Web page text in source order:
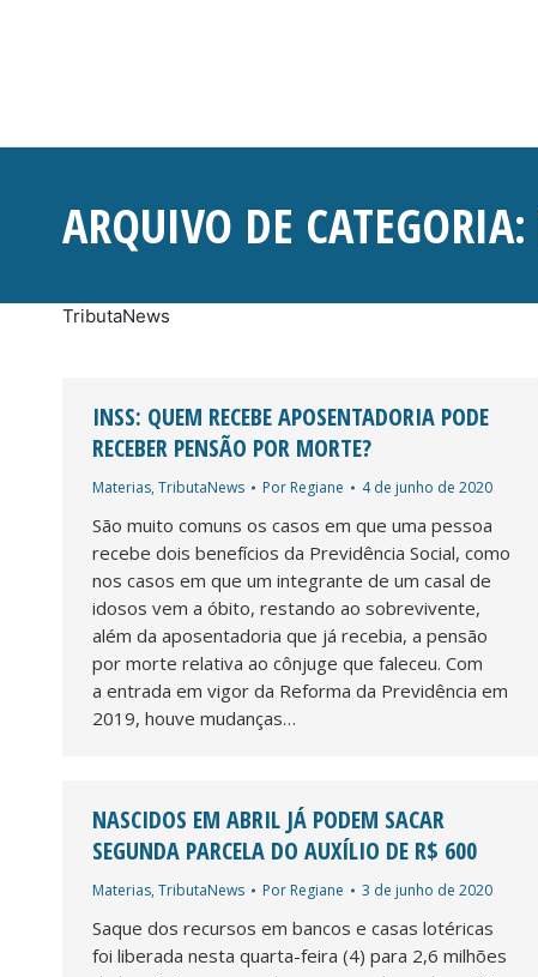
ARQUIVO DE CATEGORIA:
TributaNews
INSS: QUEM RECEBE APOSENTADORIA PODE
RECEBER PENSÃO POR MORTE?
Materias,TributaNews Por Regiane 4 de junho de 2020
São muito comuns os casos em que uma pessoa
recebe dois benefícios da Previdência Social, como
nos casos em que um integrante de um casal de
idosos vem a óbito, restando ao sobrevivente,
além da aposentadoria que já recebia, a pensão
por morte relativa ao cônjuge que faleceu. Com
a entrada em vigor da Reforma da Previdência em
2019, houve mudanças…
NASCIDOS EM ABRIL JÁ PODEM SACAR
SEGUNDA PARCELA DO AUXÍLIO DE R$ 600
Materias,TributaNews Por Regiane 3 de junho de 2020
Saque dos recursos em bancos e casas lotéricas
foi liberada nesta quarta-feira (4) para 2,6 milhões